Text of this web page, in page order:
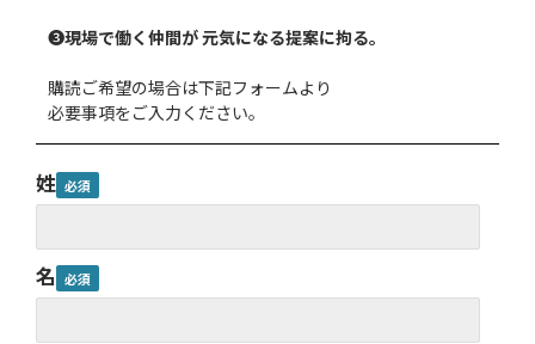
❸現場で働く仲間が 元気になる提案に拘る。
購読ご希望の場合は下記フォームより
必要事項をご入力ください。
姓
名